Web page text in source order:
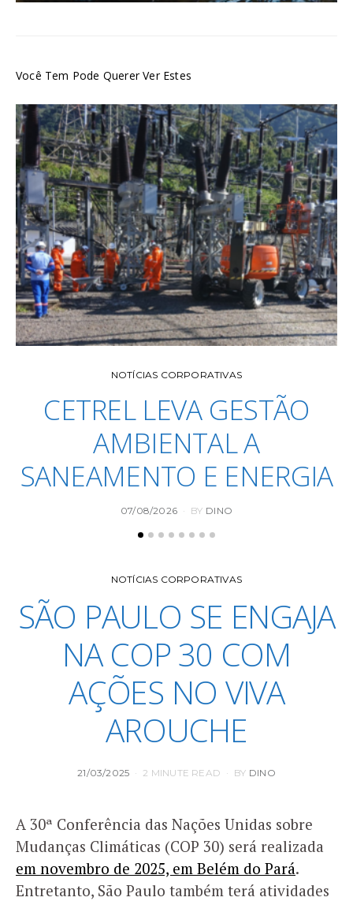
Você Tem Pode Querer Ver Estes
NOTÍCIAS CORPORATIVAS
CETREL LEVA GESTÃO
AMBIENTAL A
SANEAMENTO E ENERGIA
POSTED
07/08/2026 BY DINO
NOTÍCIAS CORPORATIVAS
SÃO PAULO SE ENGAJA
NA COP 30 COM
AÇÕES NO VIVA
AROUCHE
POSTED
21/03/2025 2 MINUTE READ BY DINO
A 30ª Conferência das Nações Unidas sobre
Mudanças Climáticas (COP 30) será realizada
em novembro de 2025, em Belém do Pará.
Entretanto, São Paulo também terá atividades